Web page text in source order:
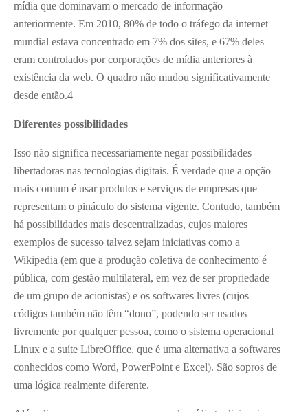
mídia que dominavam o mercado de informação
anteriormente. Em 2010, 80% de todo o tráfego da internet
mundial estava concentrado em 7% dos sites, e 67% deles
eram controlados por corporações de mídia anteriores à
existência da web. O quadro não mudou significativamente
desde então.4
Diferentes possibilidades
Isso não significa necessariamente negar possibilidades
libertadoras nas tecnologias digitais. É verdade que a opção
mais comum é usar produtos e serviços de empresas que
representam o pináculo do sistema vigente. Contudo, também
há possibilidades mais descentralizadas, cujos maiores
exemplos de sucesso talvez sejam iniciativas como a
Wikipedia (em que a produção coletiva de conhecimento é
pública, com gestão multilateral, em vez de ser propriedade
de um grupo de acionistas) e os softwares livres (cujos
códigos também não têm “dono”, podendo ser usados
livremente por qualquer pessoa, como o sistema operacional
Linux e a suíte LibreOffice, que é uma alternativa a softwares
conhecidos como Word, PowerPoint e Excel). São sopros de
uma lógica realmente diferente.